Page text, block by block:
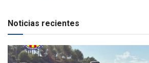
Noticias recientes